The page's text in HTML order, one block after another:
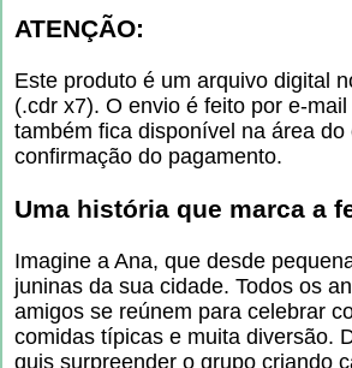
ATENÇÃO:
Este produto é um arquivo digital
(.cdr x7). O envio é feito por e-
também fica disponível na área do
confirmação do pagamento.
Uma história que marca a
Imagine a Ana, que desde
juninas da sua cidade. Todos os
amigos se reúnem para celebrar
comidas típicas e muita diversão.
quis surpreender o grupo criando